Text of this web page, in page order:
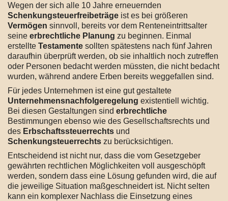
Wegen der sich alle 10 Jahre erneuernden
Schenkungsteuerfreibeträge ist es bei größeren
Vermögen sinnvoll, bereits vor dem Renteneintrittsalter
seine erbrechtliche Planung zu beginnen. Einmal
erstellte Testamente sollten spätestens nach fünf Jahren
daraufhin überprüft werden, ob sie inhaltlich noch zutreffen
oder Personen bedacht werden müssten, die nicht bedacht
wurden, während andere Erben bereits weggefallen sind.
Für jedes Unternehmen ist eine gut gestaltete
Unternehmensnachfolgeregelung existentiell wichtig.
Bei diesen Gestaltungen sind erbrechtliche
Bestimmungen ebenso wie des Gesellschaftsrechts und
des Erbschaftssteuerrechts und
Schenkungsteuerrechts zu berücksichtigen.
Entscheidend ist nicht nur, dass die vom Gesetzgeber
gewährten rechtlichen Möglichkeiten voll ausgeschöpft
werden, sondern dass eine Lösung gefunden wird, die auf
die jeweilige Situation maßgeschneidert ist. Nicht selten
kann ein komplexer Nachlass die Einsetzung eines